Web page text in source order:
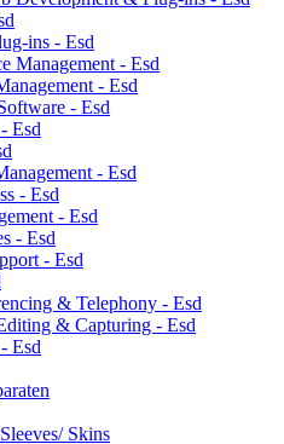
ins - Esd
Management - Esd
- Esd
- Esd
Esd
- Esd
- Esd
- Esd
- Esd
- Esd
& Telephony - Esd
& Capturing - Esd
Esd
Skins